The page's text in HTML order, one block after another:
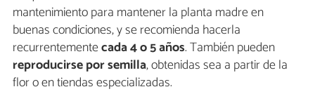
mantenimiento para mantener la planta madre en
buenas condiciones, y se recomienda hacerla
recurrentementecada 4 o 5 años. También pueden
reproducirse por semilla, obtenidas sea a partir de la
flor o en tiendas especializadas.